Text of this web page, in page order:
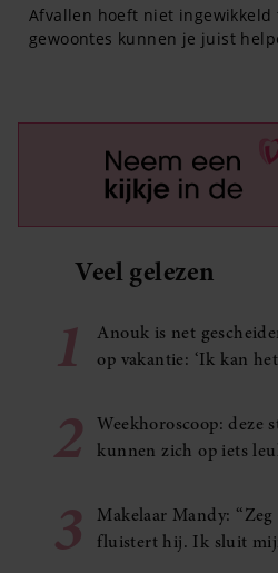
Veel gelezen
1
Anouk is net
op vakantie: ‘Ik kan
2
Weekhoroscoop: deze
kunnen zich op iets
3
Makelaar Mandy:
fluistert hij. Ik sluit